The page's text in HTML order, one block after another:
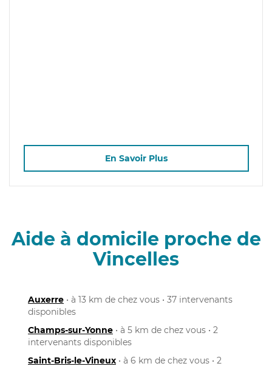
En Savoir Plus
Aide à domicile proche de
Vincelles
Auxerre • à 13 km de chez vous • 37 intervenants
disponibles
Champs-sur-Yonne • à 5 km de chez vous • 2
intervenants disponibles
Saint-Bris-le-Vineux • à 6 km de chez vous • 2